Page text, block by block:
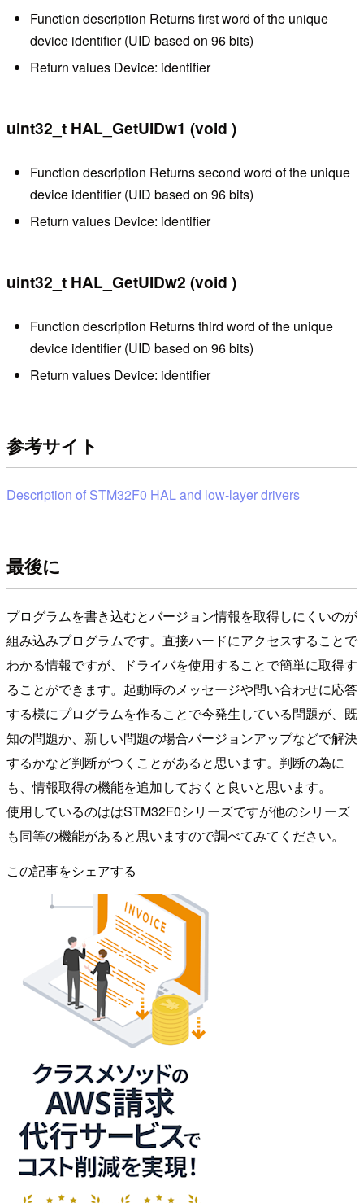
Function description Returns first word of the unique
device identifier (UID based on 96 bits)
Return values Device: identifier
uint32_t HAL_GetUIDw1 (void )
Function description Returns second word of the unique
device identifier (UID based on 96 bits)
Return values Device: identifier
uint32_t HAL_GetUIDw2 (void )
Function description Returns third word of the unique
device identifier (UID based on 96 bits)
Return values Device: identifier
参考サイト
Description of STM32F0 HAL and low-layer drivers
最後に
プログラムを書き込むとバージョン情報を取得しにくいのが
組み込みプログラムです。直接ハードにアクセスすることで
わかる情報ですが、ドライバを使用することで簡単に取得す
ることができます。起動時のメッセージや問い合わせに応答
する様にプログラムを作ることで今発生している問題が、既
知の問題か、新しい問題の場合バージョンアップなどで解決
するかなど判断がつくことがあると思います。判断の為に
も、情報取得の機能を追加しておくと良いと思います。
使用しているのははSTM32F0シリーズですが他のシリーズ
も同等の機能があると思いますので調べてみてください。
この記事をシェアする